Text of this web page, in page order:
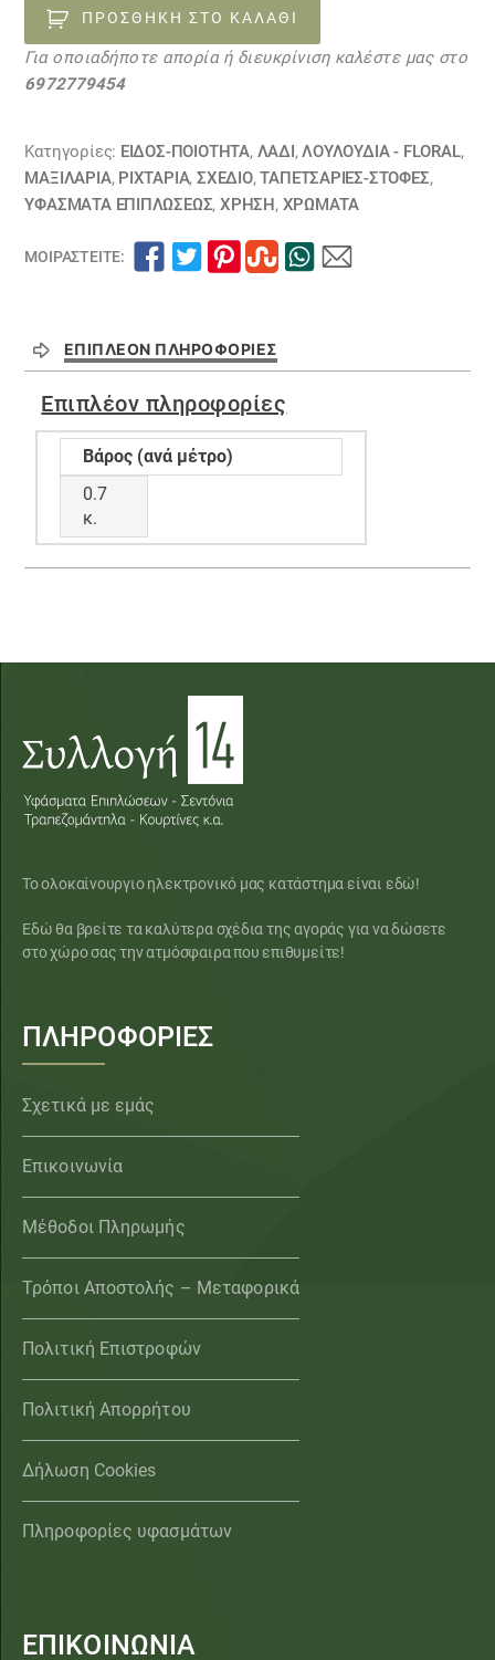
ΜΟΝΖΟ
15101749
ΕΞΑΝΤΛΗΘΗΚΕ
ΠΡΟΣΘΉΚΗ ΣΤΟ ΚΑΛΆΘΙ
Για οποιαδήποτε απορία ή διευκρίνιση καλέστε μας στο
6972779454
Κατηγορίες: ΕΙΔΟΣ-ΠΟΙΟΤΗΤΑ, ΛΑΔΙ ,ΛΟΥΛΟΎΔΙΑ - FLORAL,
ΜΑΞΙΛΆΡΙΑ, ΡΙΧΤΆΡΙΑ,ΣΧΕΔΙΟ,ΤΑΠΕΤΣΑΡΙΕΣ-ΣΤΟΦΕΣ,
ΥΦΆΣΜΑΤΑ ΕΠΙΠΛΏΣΕΩΣ, ΧΡΗΣΗ , ΧΡΏΜΑΤΑ
ΜΟΙΡΑΣΤΕΊΤΕ:
ΕΠΙΠΛΈΟΝ ΠΛΗΡΟΦΟΡΊΕΣ
Επιπλέον πληροφορίες
Βάρος (ανά μέτρο)
0.7
κ.
Το ολοκαίνουργιο ηλεκτρονικό μας κατάστημα είναι εδώ!
Εδώ θα βρείτε τα καλύτερα σχέδια της αγοράς για να δώσετε
στο χώρο σας την ατμόσφαιρα που επιθυμείτε!
ΠΛΗΡΟΦΟΡΙΕΣ
Σχετικά με εμάς
Επικοινωνία
Μέθοδοι Πληρωμής
Τρόποι Αποστολής – Μεταφορικά
Πολιτική Επιστροφών
Πολιτική Απορρήτου
Δήλωση Cookies
Πληροφορίες υφασμάτων
ΕΠΙΚΟΙΝΩΝΙΑ